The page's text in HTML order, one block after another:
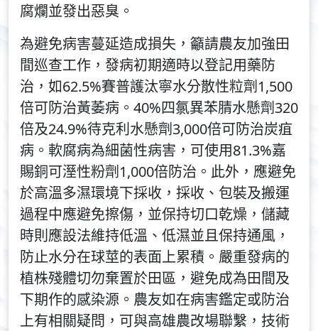
腐爛並發出惡臭。
為避免病害蔓延造成損失，籲請農友加強田
間巡查工作，發病初期適時以登記用藥防
治，如62.5%賽普護汰寧水分散性粒劑1,500
倍可防治黃萎病。40%四氯異苯腈水懸劑320
倍及24.9%待克利水懸劑3,000倍可防治炭疽
病。軟腐病為細菌性病害，可使用81.3%嘉
賜銅可溼性粉劑1,000倍防治。此外，應避免
於高溫多濕環境下採收，採收、包裝及搬運
過程中應避免擦傷，並保持切口乾燥，儲藏
時則應設法維持低溫、低濕並且保持通風，
防止水分在球莖的表面上累積。嚴重發病的
植株殘體切勿棄置於田區，避免成為田間及
下期作的感染源。農友如在病害鑑定或防治
上有相關疑問，可與高雄農改場聯繫，技術